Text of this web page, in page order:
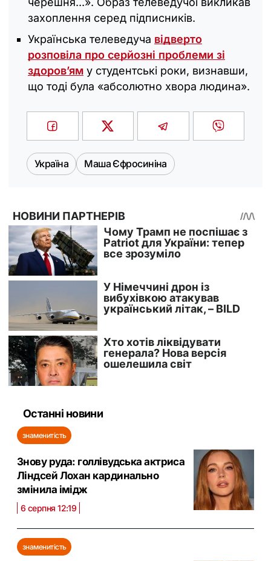
захоплення серед підписників.
Українська телеведуча відверто
розповіла про серйозні проблеми зі
здоров’ям у студентські роки, визнавши,
що тоді була «абсолютно хвора людина».
Україна Маша Єфросиніна
Останні новини
знаменитість
Знову руда: голлівудська актриса
Ліндсей Лохан кардинально
змінила імідж
6 серпня 12:19
знаменитість